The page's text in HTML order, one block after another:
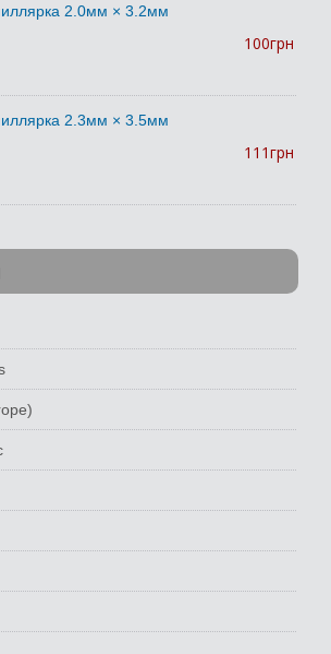
2.0мм × 3.2мм
100грн
2.3мм × 3.5мм
111грн